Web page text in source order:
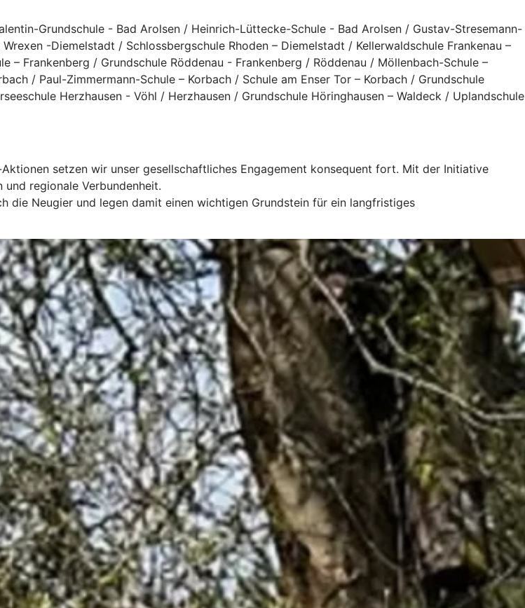
Grundschule - Bad Arolsen / Heinrich-Lüttecke-Schule - Bad Arolsen / Gustav-Stresemann-
-Diemelstadt / Schlossbergschule Rhoden – Diemelstadt / Kellerwaldschule Frankenau –
– Frankenberg / Grundschule Röddenau - Frankenberg / Röddenau / Möllenbach-Schule –
/ Paul-Zimmermann-Schule – Korbach / Schule am Enser Tor – Korbach / Grundschule
Herzhausen - Vöhl / Herzhausen / Grundschule Höringhausen – Waldeck / Uplandschule
setzen wir unser gesellschaftliches Engagement konsequent fort. Mit der Initiative
regionale Verbundenheit.
Neugier und legen damit einen wichtigen Grundstein für ein langfristiges